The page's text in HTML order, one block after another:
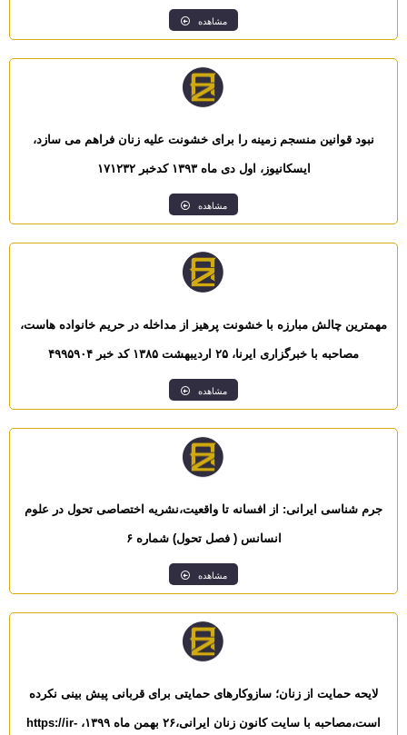
مشاهده
نبود قوانین منسجم زمینه را برای خشونت علیه زنان فراهم می سازد،
ایسکانیوز، اول دی ماه ۱۳۹۳ کدخبر ۱۷۱۲۳۲
مشاهده
مهمترین چالش مبارزه با خشونت پرهیز از مداخله در حریم خانواده هاست،
مصاحبه با خبرگزاری ایرنا، ۲۵ اردیبهشت ۱۳۸۵ کد خبر ۴۹۹۵۹۰۴
مشاهده
جرم شناسی ایرانی: از افسانه تا واقعیت،نشریه اختصاصی تحول در علوم
انسانس ( فصل تحول) شماره ۶
مشاهده
لایحه حمایت از زنان؛ سازوکارهای حمایتی برای قربانی پیش بینی نکرده
است،مصاحبه با سایت کانون زنان ایرانی،۲۶ بهمن ماه ۱۳۹۹، https://ir-